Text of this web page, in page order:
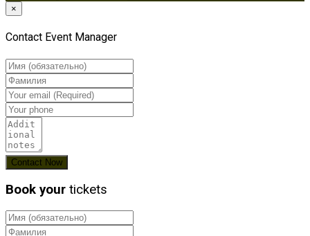
×
Contact Event Manager
Book your tickets